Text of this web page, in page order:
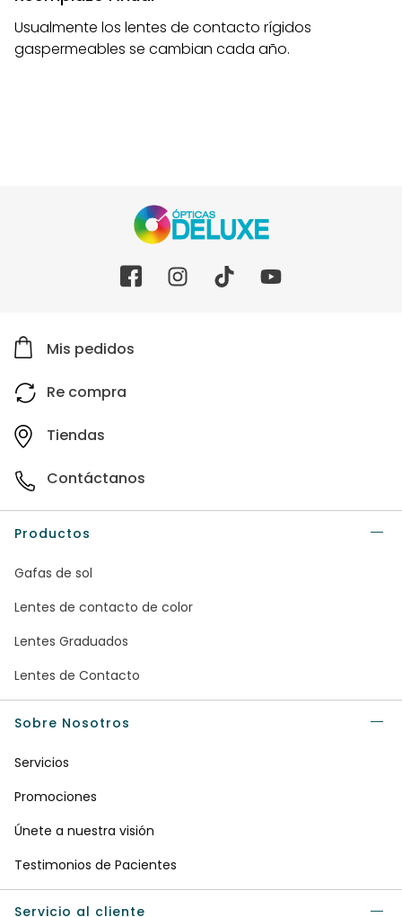
Usualmente los lentes de contacto rígidos
gaspermeables se cambian cada año.
Mis pedidos
Re compra
Tiendas
Contáctanos
Productos
Gafas de sol
Lentes de contacto de color
Lentes Graduados
Lentes de Contacto
Sobre Nosotros
Servicios
Promociones
Únete a nuestra visión
Testimonios de Pacientes
Servicio al cliente